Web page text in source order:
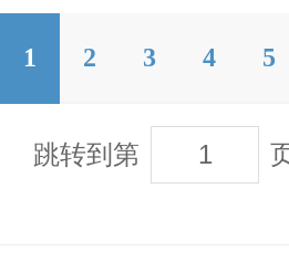
1 2 3 4 5
跳转到第